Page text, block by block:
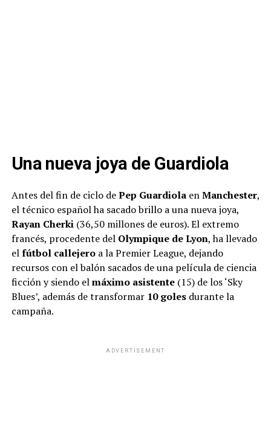
Una nueva joya de Guardiola
Antes del fin de ciclo dePep GuardiolaenManchester,
el técnico español ha sacado brillo a una nueva joya,
Rayan Cherki(36,50 millones de euros). El extremo
francés, procedente del Olympique de Lyon, ha llevado
elfútbol callejeroa la Premier League, dejando
recursos con el balón sacados de una película de ciencia
ficción y siendo elmáximo asistente(15) de los ‘Sky
Blues’, además de transformar10 goles durante la
campaña.
ADVERTISEMENT